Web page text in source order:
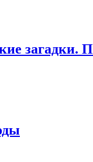
загадки.